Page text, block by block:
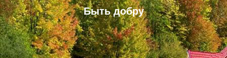
Быть добру